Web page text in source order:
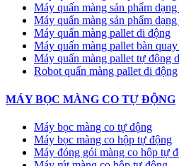
Máy quấn màng sản phẩm
Máy quấn màng sản phẩm
Máy quấn màng pallet di động
Máy quấn màng pallet bàn
Máy quấn màng pallet tự động
Robot quấn màng pallet di động
MÁY BỌC MÀNG CO TỰ ĐỘNG
Máy bọc màng co tự động
Máy bọc màng co hộp tự động
Máy đóng gói màng co hộp tự